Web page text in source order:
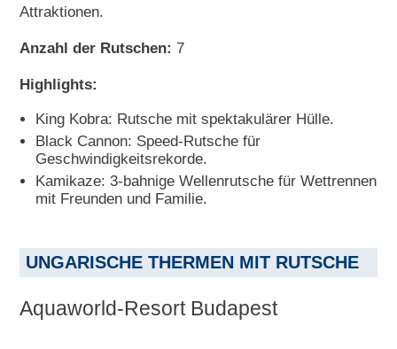
Attraktionen.
Anzahl der Rutschen: 7
Highlights:
King Kobra: Rutsche mit spektakulärer Hülle.
Black Cannon: Speed-Rutsche für
Geschwindigkeitsrekorde.
Kamikaze: 3-bahnige Wellenrutsche für Wettrennen
mit Freunden und Familie.
UNGARISCHE THERMEN MIT RUTSCHE
Aquaworld-Resort Budapest